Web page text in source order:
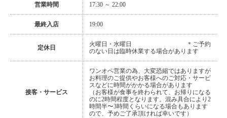
営業時間 17:30 ～ 22:00
最終入店 19:00
定休日
火曜日・水曜日 ＊ご予約
のない日は臨時休業する場合があります
接客・サービス
ワンオペ営業の為、大変恐縮ではありますが
お料理のご提供やお客様へのご対応・サービ
スなどに時間がかかる場合があります
（お客様が食事を終わられて、お帰りになる
のに2時間程度となります。混み具合により2
時間半〜3時間くらいになる場合もあります
ので、予めご了承頂ければ幸いです）